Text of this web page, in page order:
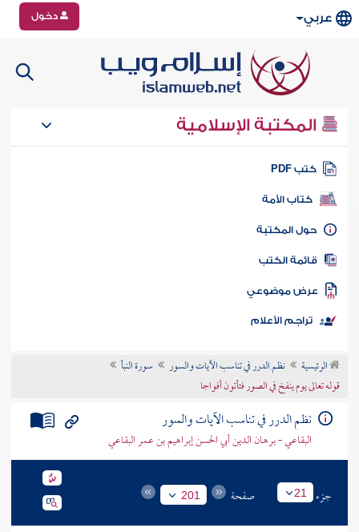
عربي دخول
المكتبة الإسلامية
كتب PDF
كتاب الأمة
المكتبة
الكتب
موضوعي
تراجم الأعلام
الرئيسية نظم الدرر في تناسب الآيات والسور
سورة النبأ
قوله تعالى يوم ينفخ في الصور فتأتون أفواجا
نظم الدرر في تناسب الآيات والسور
البقاعي - برهان الدين أبي الحسن إبراهيم بن عمر البقاعي
جزء 21 صفحة 201